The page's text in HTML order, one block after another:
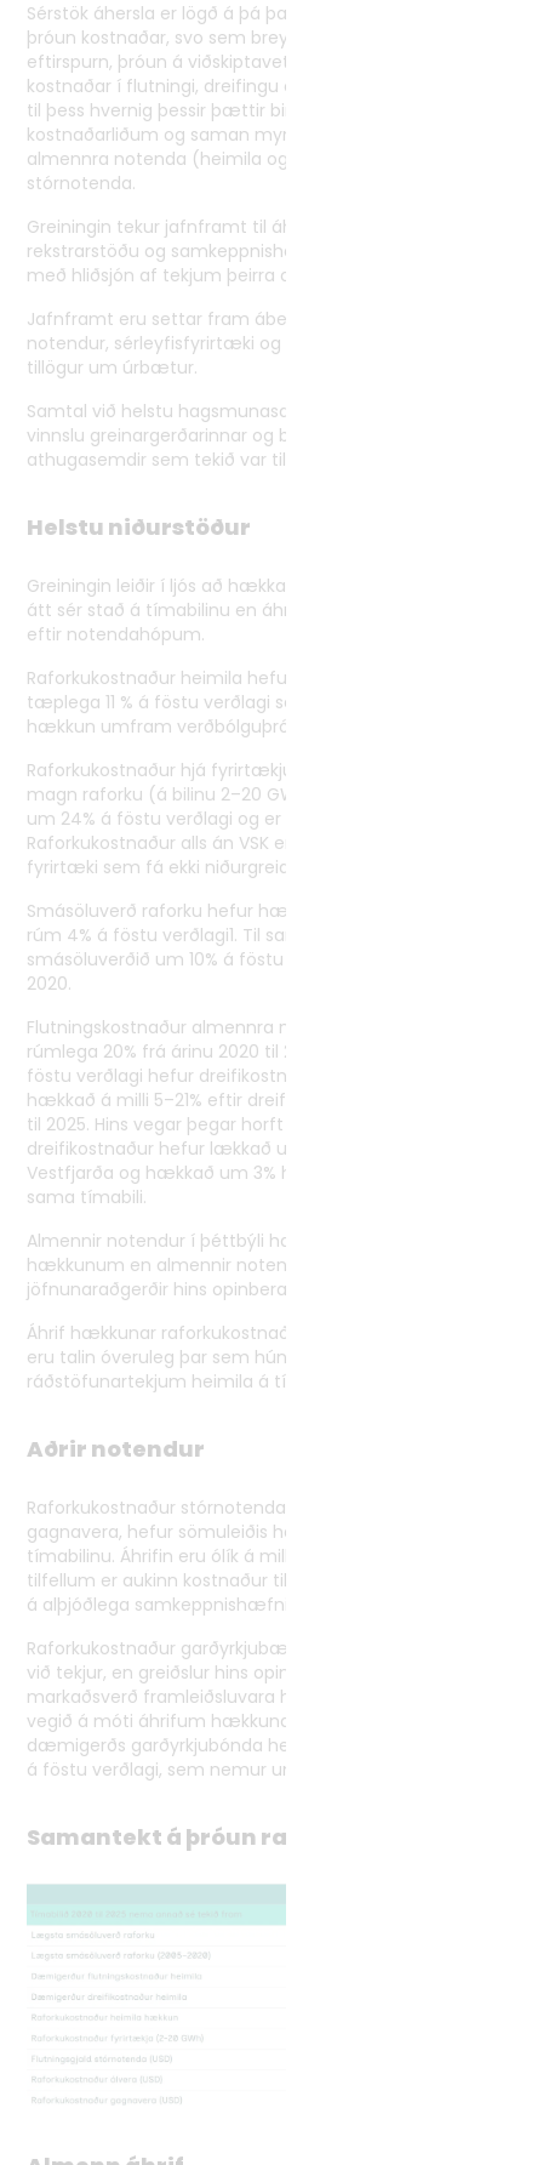
Sérstök áhersla er lögð á þá þætti sem hafa mótað
þróun kostnaðar, svo sem breytingar á framboði og
eftirspurn, þróun á viðskiptavettvöngum raforku og þróun
kostnaðar í flutningi, dreifingu og smásölu raforku. Litið er
til þess hvernig þessir þættir birtast í mismunandi
kostnaðarliðum og saman mynda heildarkostnað
almennra notenda (heimila og fyrirtækja) og
stórnotenda.
Greiningin tekur jafnframt til áhrifa raforkukostnaðar á
rekstrarstöðu og samkeppnishæfni ólíkra notendahópa,
með hliðsjón af tekjum þeirra og breytileika í notkun.
Jafnframt eru settar fram ábendingar um tækifæri fyrir
notendur, sérleyfisfyrirtæki og sölufyrirtæki raforku og
tillögur um úrbætur.
Samtal við helstu hagsmunasamtök og hagaðila við
vinnslu greinargerðarinnar og bárust um 80
athugasemdir sem tekið var tillit til.
Helstu niðurstöður
Greiningin leiðir í ljós að hækkanir á raforkukostnaði hafa
átt sér stað á tímabilinu en áhrifin hafa mismikið vægi
eftir notendahópum.
Raforkukostnaður heimila hefur hækkað á tímabilinu um
tæplega 11 % á föstu verðlagi sem er um 2,4 % árleg
hækkun umfram verðbólguþróun.
Raforkukostnaður hjá fyrirtækjum, sem nota umtalsvert
magn raforku (á bilinu 2–20 GWh á ári), hefur hækkað
um 24% á föstu verðlagi og er það um 5% árleg hækkun.
Raforkukostnaður alls án VSK er nú um 16 kr/kWh fyrir
fyrirtæki sem fá ekki niðurgreiddan flutning og dreifingu.
Smásöluverð raforku hefur hækkað frá 2020 til 2025 um
rúm 4% á föstu verðlagi1. Til samanburðar lækkaði
smásöluverðið um 10% á föstu verðlagi frá árinu 2005 til
2020.
Flutningskostnaður almennra notenda hefur hækkað um
rúmlega 20% frá árinu 2020 til 2025 á föstu verðlagi. Á
föstu verðlagi hefur dreifikostnaður raforku í þéttbýli
hækkað á milli 5–21% eftir dreifiveitum á tímabilinu 2020
til 2025. Hins vegar þegar horft er til dreifbýlis má sjá að
dreifikostnaður hefur lækkað um 7% hjá Orkubúi
Vestfjarða og hækkað um 3% hjá RARIK á föstu verðlagi á
sama tímabili.
Almennir notendur í þéttbýli hafa orðið fyrir meiri
hækkunum en almennir notendur í dreifbýli, þar sem
jöfnunaraðgerðir hins opinbera vega á móti.
Áhrif hækkunar raforkukostnaðar fyrir dæmigerð heimili
eru talin óveruleg þar sem hún nemur um 0,1% af meðal
ráðstöfunartekjum heimila á tímabilinu.
Aðrir notendur
Raforkukostnaður stórnotenda, svosem álvera og
gagnavera, hefur sömuleiðis hækkað umtalsvert á
tímabilinu. Áhrifin eru ólík á milli greina, en í einhverjum
tilfellum er aukinn kostnaður til þess fallinn að hafa áhrif
á alþjóðlega samkeppnishæfni stórnotenda.
Raforkukostnaður garðyrkjubænda hefur hækkað miðað
við tekjur, en greiðslur hins opinbera vegna ylræktar og
markaðsverð framleiðsluvara hafa í mörgum tilfellum
vegið á móti áhrifum hækkunarinnar. Raforkukostnaður
dæmigerðs garðyrkjubónda hefur hækkað um 3 kr/kWh
á föstu verðlagi, sem nemur um 4-7% af tekjum.
Samantekt á þróun raforkukostnaðar